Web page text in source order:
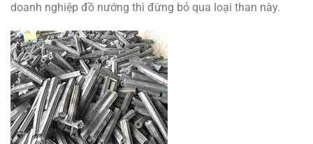
doanh nghiệp đồ nướng thì đừng bỏ qua loại than này.